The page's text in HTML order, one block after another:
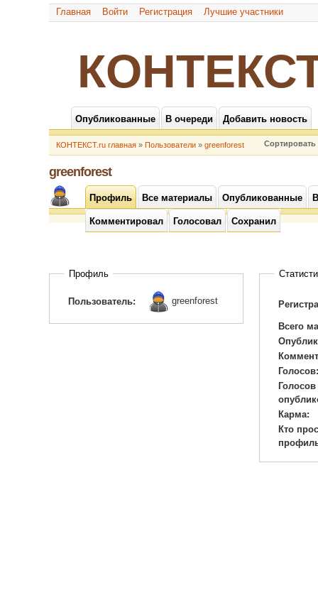
Главная Войти Регистрация Лучшие участники
Опубликованные В очереди Добавить новость
КОНТЕКСТ.ru главная » Пользователи » greenforest
greenforest
Профиль Все материалы Опубликованные
Комментировал Голосовал Сохранил
Профиль
Пользователь: greenforest
Всего
Голосов
Карма:
Кто